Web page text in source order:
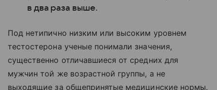
в два раза выше.
Под нетипично низким или высоким уровнем
тестостерона ученые понимали значения,
существенно отличавшиеся от средних для
мужчин той же возрастной группы, а не
выходящие за общепринятые медицинские нормы.